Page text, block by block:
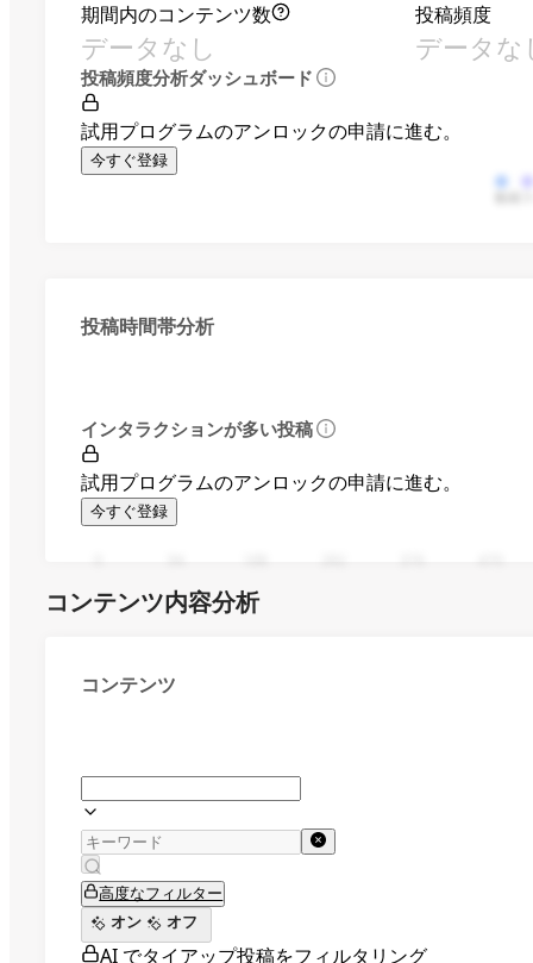
期間内のコンテンツ数
データなし
投稿頻度
データな
投稿頻度分析ダッシュボード
試用プログラムのアンロックの申請に進む。
今すぐ登録
投稿時間帯分析
インタラクションが多い投稿
試用プログラムのアンロックの申請に進む。
今すぐ登録
コンテンツ内容分析
コンテンツ
高度なフィルター
オン
オフ
AI でタイアップ投稿をフィルタリング